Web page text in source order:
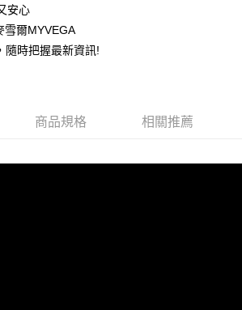
安心
雪爾MYVEGA
隨時把握最新資訊!
商品規格 相關推薦